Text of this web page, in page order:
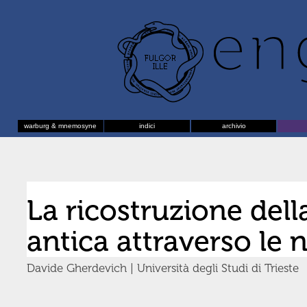
warburg & mnemosyne indici archivio
La ricostruzione
antica attraverso le
Davide Gherdevich | Università degli Studi di Trieste